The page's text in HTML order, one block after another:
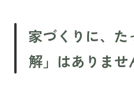
家づくりに、
解」はありませ